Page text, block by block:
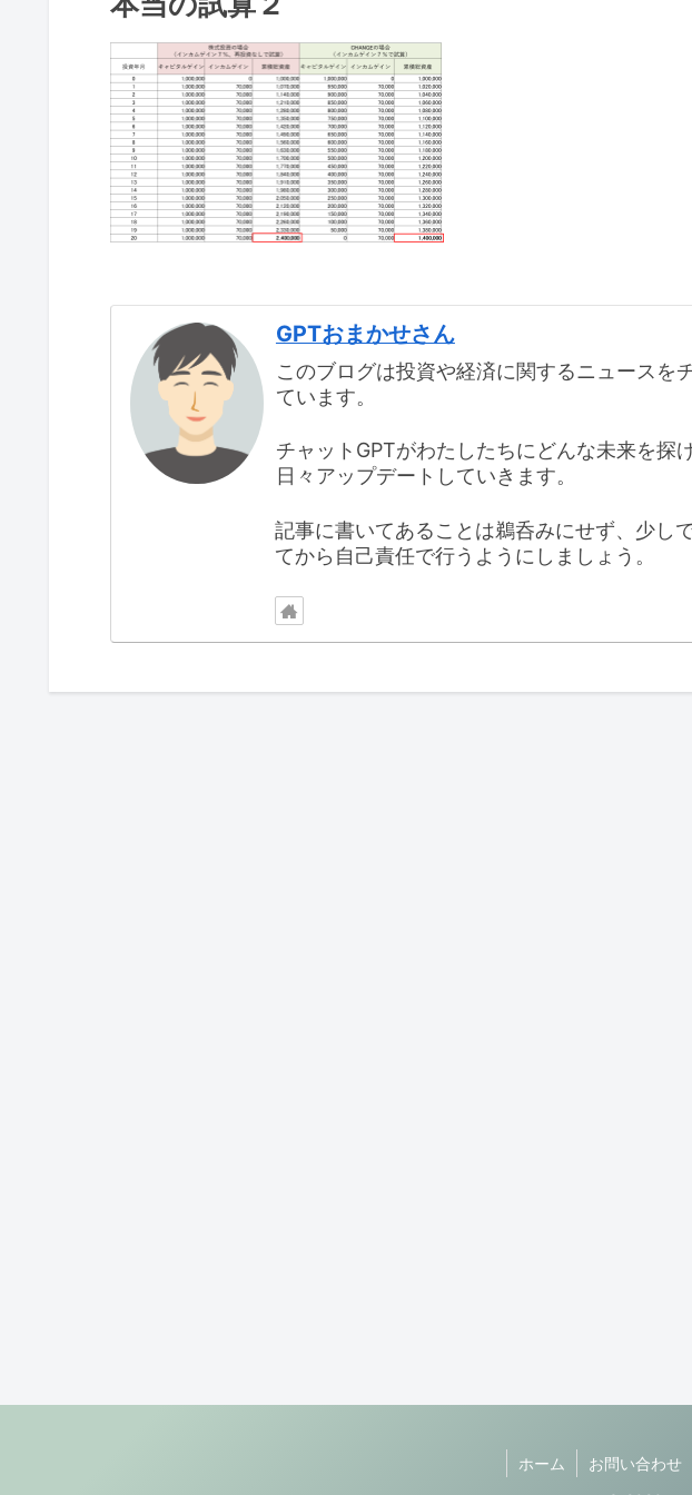
GPTおまかせさん
このブログは投資や経済に関するニュースを
ています。
チャットGPTがわたしたちにどんな未来を探
日々アップデートしていきます。
記事に書いてあることは鵜呑みにせず、少し
てから自己責任で行うようにしましょう。
ホーム お問い合わせ